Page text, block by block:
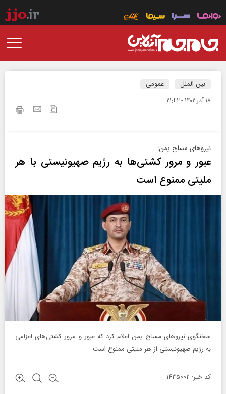
بین الملل عمومی
۱۸ آذر ۱۴۰۲ - ۲۱:۴۲
نیرو‌های مسلح یمن:
عبور و مرور کشتی‌ها به رژیم صهیونیستی با هر
ملیتی ممنوع است
سخنگوی نیرو‌های مسلح یمن اعلام کرد که عبور و مرور کشتی‌های اعزامی
به رژیم صهیونیستی از هر ملیتی ممنوع است.
کد خبر: ۱۴۳۵۰۰۲